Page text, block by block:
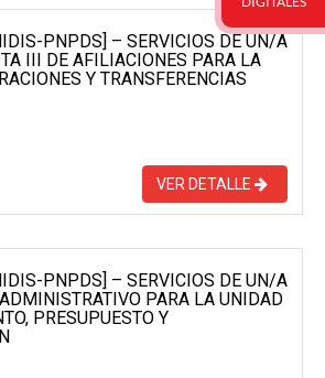
PNPDS] – SERVICIOS DE UN/A
III DE AFILIACIONES PARA LA
Y TRANSFERENCIAS
VER DETALLE
PNPDS] – SERVICIOS DE UN/A
PARA LA UNIDAD
PRESUPUESTO Y